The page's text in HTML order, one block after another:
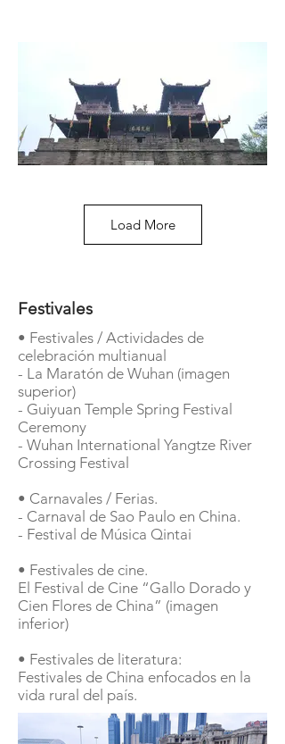
Mo Hill, cuenta con 4 jardines naturales
Load More
Festivales
• Festivales / Actividades de
celebración multianual
- La Maratón de Wuhan (imagen
superior)
- Guiyuan Temple Spring Festival
Ceremony
- Wuhan International Yangtze River
Crossing Festival
• Carnavales / Ferias.
- Carnaval de Sao Paulo en China.
- Festival de Música Qintai
• Festivales de cine.
El Festival de Cine “Gallo Dorado y
Cien Flores de China” (imagen
inferior)
• Festivales de literatura:
Festivales de China enfocados en la
vida rural del país.